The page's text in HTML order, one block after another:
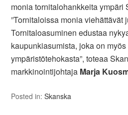
monia tornitalohankkeita ympäri
”Tornitaloissa monia viehättävät
Tornitaloasuminen edustaa
kaupunkiasumista, joka on
ympäristötehokasta”, toteaa
markkinointijohtaja Marja
Posted in:Skanska